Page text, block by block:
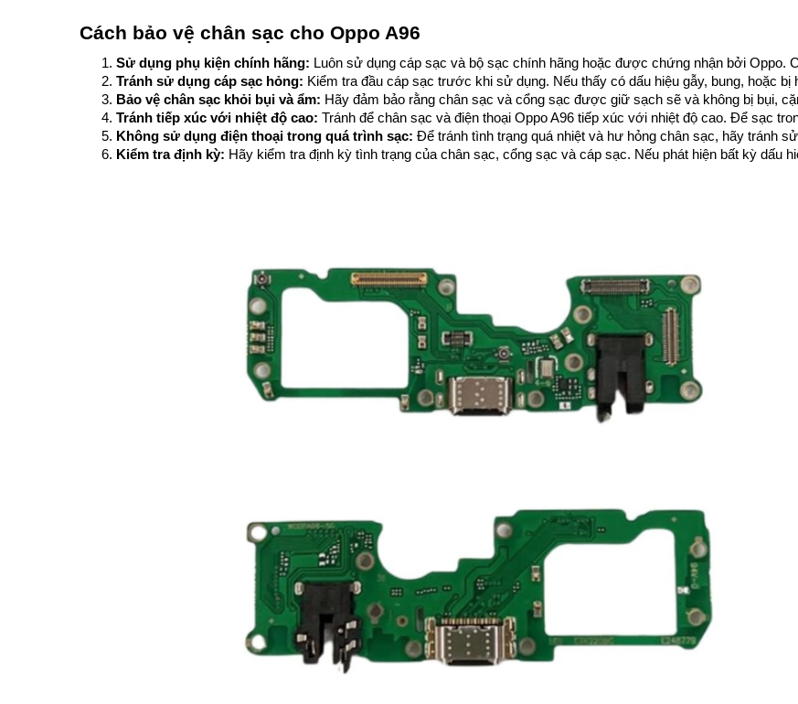
Cách bảo vệ chân sạc cho Oppo A96
Sử dụng phụ kiện chính hãng: Luôn sử dụng cáp sạc và bộ sạc chính hãng hoặc được chứng nhận bởi
Tránh sử dụng cáp sạc hỏng: Kiểm tra đầu cáp sạc trước khi sử dụng. Nếu thấy có dấu hiệu gẫy, bung, hoặc
Bảo vệ chân sạc khỏi bụi và ẩm: Hãy đảm bảo rằng chân sạc và cổng sạc được giữ sạch sẽ và không bị bụi,
Tránh tiếp xúc với nhiệt độ cao: Tránh để chân sạc và điện thoại Oppo A96 tiếp xúc với nhiệt độ cao. Để sạc
Không sử dụng điện thoại trong quá trình sạc: Để tránh tình trạng quá nhiệt và hư hỏng chân sạc, hãy tránh
Kiểm tra định kỳ: Hãy kiểm tra định kỳ tình trạng của chân sạc, cổng sạc và cáp sạc. Nếu phát hiện bất kỳ dấu